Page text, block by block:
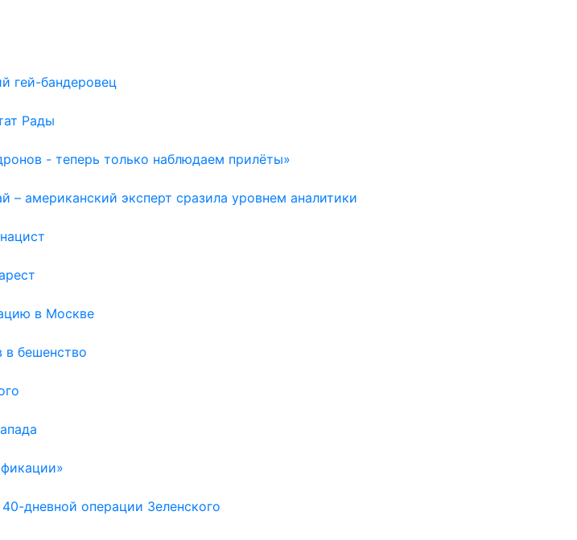
гей-бандеровец
Рады
- теперь только наблюдаем прилёты»
американский эксперт сразила уровнем аналитики
в Москве
в бешенство
дневной операции Зеленского